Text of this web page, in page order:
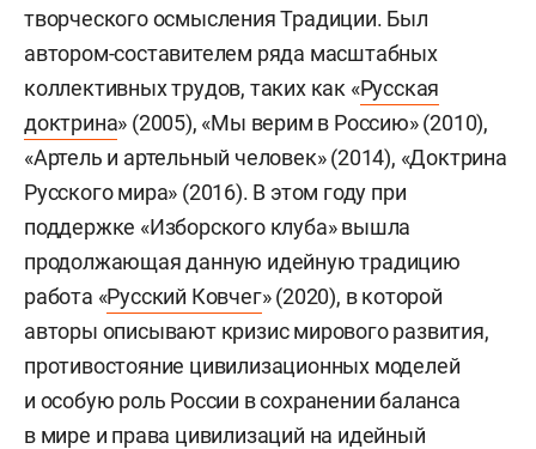
творческого осмысления Традиции. Был
автором-составителем ряда масштабных
коллективных трудов, таких как «Русская
доктрина» (2005), «Мы верим в Россию» (2010),
«Артель и артельный человек» (2014), «Доктрина
Русского мира» (2016). В этом году при
поддержке «Изборского клуба» вышла
продолжающая данную идейную традицию
работа «Русский Ковчег» (2020), в которой
авторы описывают кризис мирового развития,
противостояние цивилизационных моделей
и особую роль России в сохранении баланса
в мире и права цивилизаций на идейный